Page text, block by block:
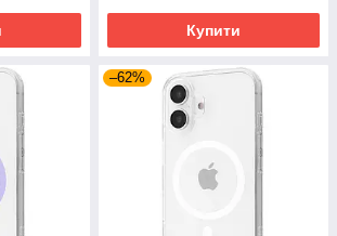
Купити
–62%